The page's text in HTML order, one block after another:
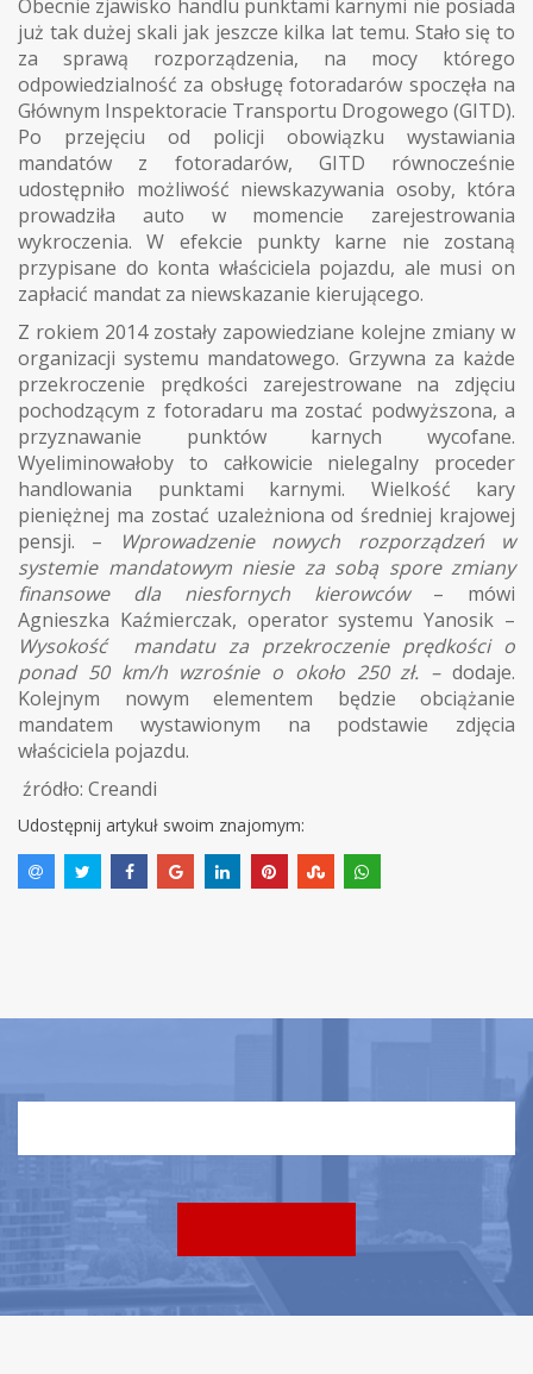
Obecnie zjawisko handlu punktami karnymi nie posiada
już tak dużej skali jak jeszcze kilka lat temu. Stało się to
za sprawą rozporządzenia, na mocy którego
odpowiedzialność za obsługę fotoradarów spoczęła na
Głównym Inspektoracie Transportu Drogowego (GITD).
Po przejęciu od policji obowiązku wystawiania
mandatów z fotoradarów, GITD równocześnie
udostępniło możliwość niewskazywania osoby, która
prowadziła auto w momencie zarejestrowania
wykroczenia. W efekcie punkty karne nie zostaną
przypisane do konta właściciela pojazdu, ale musi on
zapłacić mandat za niewskazanie kierującego.
Z rokiem 2014 zostały zapowiedziane kolejne zmiany w
organizacji systemu mandatowego. Grzywna za każde
przekroczenie prędkości zarejestrowane na zdjęciu
pochodzącym z fotoradaru ma zostać podwyższona, a
przyznawanie punktów karnych wycofane.
Wyeliminowałoby to całkowicie nielegalny proceder
handlowania punktami karnymi. Wielkość kary
pieniężnej ma zostać uzależniona od średniej krajowej
pensji. – Wprowadzenie nowych rozporządzeń w
systemie mandatowym niesie za sobą spore zmiany
finansowe dla niesfornych kierowców – mówi
Agnieszka Kaźmierczak, operator systemu Yanosik –
Wysokość mandatu za przekroczenie prędkości o
ponad 50 km/h wzrośnie o około 250 zł. –dodaje.
Kolejnym nowym elementem będzie obciążanie
mandatem wystawionym na podstawie zdjęcia
właściciela pojazdu.
źródło: Creandi
Udostępnij artykuł swoim znajomym: